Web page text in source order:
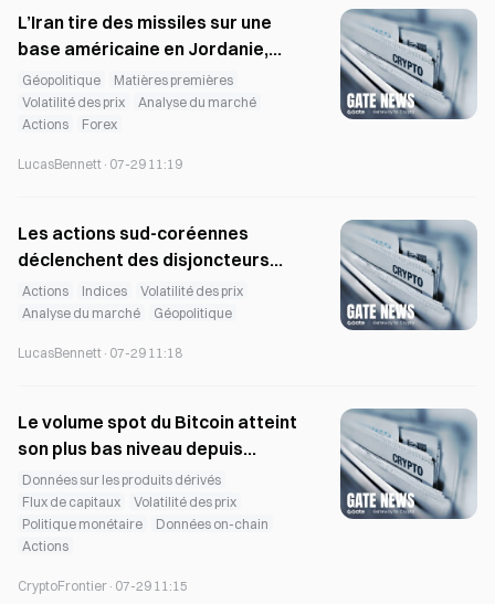
bitcoin news
ethereum news
XRP news
solana news
USDT news
USDC news
dogecoin news
pi network news
pepe news
SHIB news
uniswap news
L’Iran tire des missiles sur une
base américaine en Jordanie,
tandis que le pétrole bondit de
3,9 % et que le Bitcoin teste 63
700 $
Géopolitique
Matières premières
Volatilité des prix
Analyse du marché
Actions
Forex
LucasBennett · 07-29 11:19
Les actions sud-coréennes
déclenchent des disjoncteurs
consécutifs historiques alors
que le Bitcoin augmente
Actions Indices
Volatilité des prix
Analyse du marché
Géopolitique
LucasBennett · 07-29 11:18
Le volume spot du Bitcoin atteint
son plus bas niveau depuis
novembre 2023 en juillet
Données sur les produits dérivés
Flux de capitaux
Volatilité des prix
Politique monétaire
Données on-chain
Actions
CryptoFrontier · 07-29 11:15